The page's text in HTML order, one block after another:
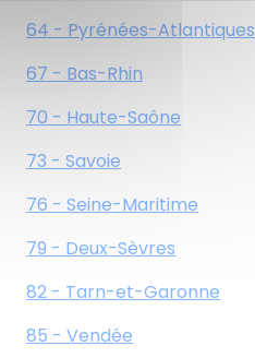
64 - Pyrénées-Atlantiques
67 - Bas-Rhin
70 - Haute-Saône
73 - Savoie
76 - Seine-Maritime
79 - Deux-Sèvres
82 - Tarn-et-Garonne
85 - Vendée